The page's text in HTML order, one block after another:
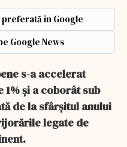
în Google
Google News
s-a accelerat
și a coborât sub
de la sfârșitul anului
legate de